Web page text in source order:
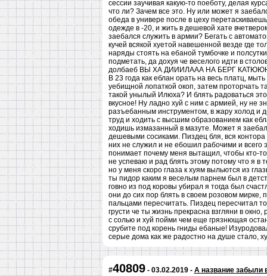
сессии заучивая какую-то поеботу, делая
что ли? Зачем все это. Ну или может я
обеда в универе после в цеху
одежде в -20, и жить в дешевой хате
заебался служить в армии? Бегать с
кучей всякой хуетой навешенной везде где
наряды стоять на ебаной тумбочке и
подметать, да дохуя че веселого идти в
долбаеб ВЫ ХА ДИИИЛААА НА БЕРГ
В 23 года как еблан орать на весь платц,
уебищной лопаткой окоп, затем проторчать
такой унылый Илюха? И блять радоваться
вкусное! Ну ладно хуй с ним с армией, ну не
разъебанным инструментом, в жару холод и
труд и ходить с высшим образованием как
ходишь измазанный в мазуте. Может я
дешевыми сосиками. Пиздец бля, вся
них не служил и не ебошил рабочими и всего
понимает почему меня вытащил, чтобы кто-
не успеваю и рад блять этому потому что я в
но у меня скоро глаза к хуям выльются из
ты пидор каким я веселым парнем был в
говно из под коровы убирал я тогда был
они до сих пор блять в своем розовом мирке,
пальцами пересчитать. Пиздец пересчитал
грусти че ты жизнь прекрасна взгляни в
с солью и хуй пойми чем еще грязнющая
срубите под корень гниды ебаные!
серые дома как же радостно на душе стало,
#40809- 03.02.2019 - А название забыли